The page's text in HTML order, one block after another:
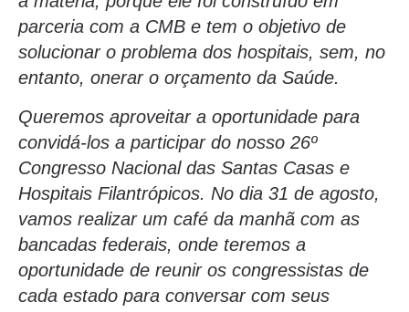
parceria com a CMB e tem o objetivo de
solucionar o problema dos hospitais, sem, no
entanto, onerar o orçamento da Saúde.
Queremos aproveitar a oportunidade para
convidá-los a participar do nosso 26º
Congresso Nacional das Santas Casas e
Hospitais Filantrópicos. No dia 31 de agosto,
vamos realizar um café da manhã com as
bancadas federais, onde teremos a
oportunidade de reunir os congressistas de
cada estado para conversar com seus